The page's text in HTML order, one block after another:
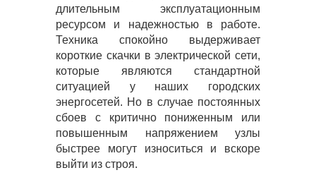
длительным эксплуатационным
ресурсом и надежностью в работе.
Техника спокойно выдерживает
короткие скачки в электрической сети,
которые являются стандартной
ситуацией у наших городских
энергосетей. Но в случае постоянных
сбоев с критично пониженным или
повышенным напряжением узлы
быстрее могут износиться и вскоре
выйти из строя.